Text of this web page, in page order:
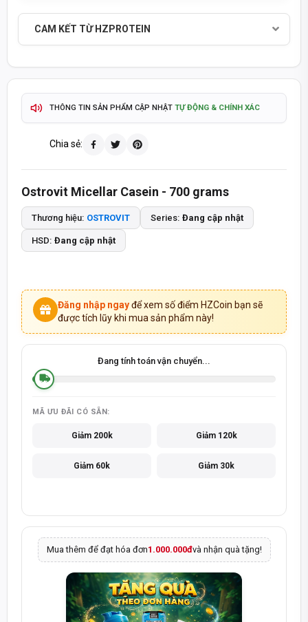
CAM KẾT TỪ HZPROTEIN
THÔNG TIN SẢN PHẨM CẬP NHẬT TỰ ĐỘNG & CHÍNH XÁC
GIAO HÀNG HOẢ TỐC TP.HCM
GIAO HÀNG TOÀN QUỐC -ĐỔI TRẢ 15 NGÀY
TÍCH ĐIỂM MUA HÀNG - QUÀ TẶNG HẤP DẪN
TƯ VẤN ĐẶT HÀNG QUA HOTLINE093 447 4242
SẢN PHẨM CHÍNH HÃNG - THANH TOÁN KHI NHẬN HÀNG
Chia sẻ:
Ostrovit Micellar Casein - 700 grams
Thương hiệu: OSTROVIT Series: Đang cập nhật
HSD: Đang cập nhật
Đăng nhập ngayđể xem số điểm HZCoin bạn sẽ
được tích lũy khi mua sản phẩm này!
Đang tính toán vận chuyển...
MÃ ƯU ĐÃI CÓ SẴN:
Giảm 200k Giảm 120k
Giảm 60k Giảm 30k
Mua thêm để đạt hóa đơn1.000.000đvà nhận quà tặng!